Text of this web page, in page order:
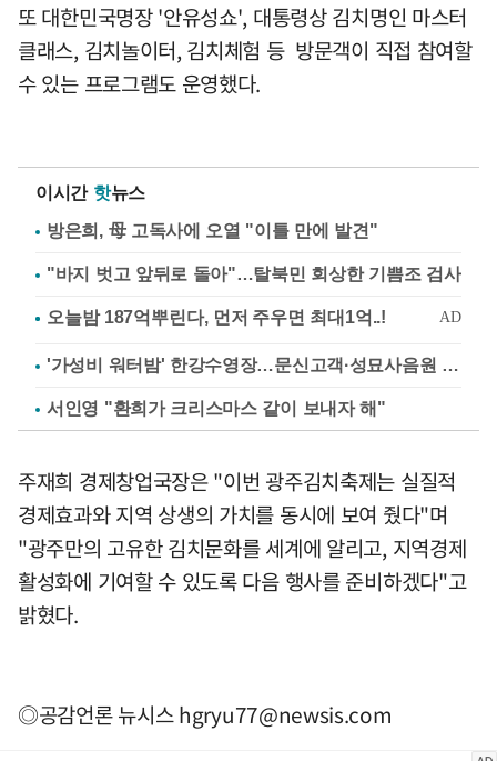
또 대한민국명장 '안유성쇼', 대통령상 김치명인 마스터
클래스, 김치놀이터, 김치체험 등 방문객이 직접 참여할
수 있는 프로그램도 운영했다.
이시간 핫뉴스
방은희, 母 고독사에 오열 "이틀 만에 발견"
"바지 벗고 앞뒤로 돌아"…탈북민 회상한 기쁨조 검사
'가성비 워터밤' 한강수영장…문신고객·성묘사음원 민원
서인영 "환희가 크리스마스 같이 보내자 해"
주재희 경제창업국장은 "이번 광주김치축제는 실질적
경제효과와 지역 상생의 가치를 동시에 보여 줬다"며
"광주만의 고유한 김치문화를 세계에 알리고, 지역경제
활성화에 기여할 수 있도록 다음 행사를 준비하겠다"고
밝혔다.
◎공감언론 뉴시스hgryu77@newsis.com